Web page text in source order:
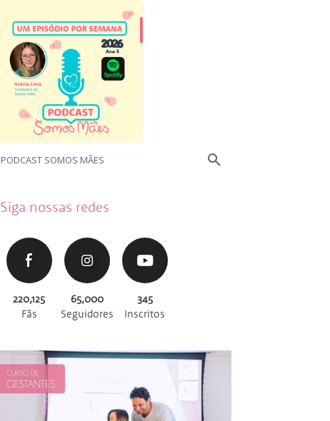
.
PODCAST SOMOS MÃES
Siga nossas redes
220,125
Fãs
65,000
Seguidores
345
Inscritos